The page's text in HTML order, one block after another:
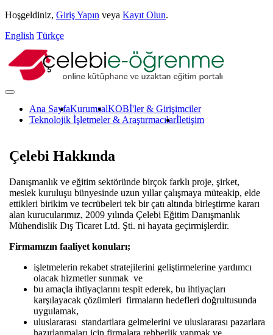
Hoşgeldiniz, Giriş Yapın veya Kayıt Olun.
English Türkçe
Ana SayfaKurumsalKOBİ'ler & Girişimciler
Teknolojik İşletmeler & Araştırmacılarİletişim
Çelebi Hakkında
Danışmanlık ve eğitim sektöründe birçok farklı proje, şirket,
meslek kuruluşu bünyesinde uzun yıllar çalışmaya müteakip, elde
ettikleri birikim ve tecrübeleri tek bir çatı altında birleştirme kararı
alan kurucularımız, 2009 yılında Çelebi Eğitim Danışmanlık
Mühendislik Dış Ticaret Ltd. Şti. ni hayata geçirmişlerdir.
Firmamızın faaliyet konuları;
işletmelerin rekabet stratejilerini geliştirmelerine yardımcı
olacak hizmetler sunmak ve
bu amaçla ihtiyaçlarını tespit ederek, bu ihtiyaçları
karşılayacak çözümleri firmaların hedefleri doğrultusunda
uygulamak,
uluslararası standartlara gelmelerini ve uluslararası pazarlara
hazırlanmaları için firmalara rehberlik yapmak ve